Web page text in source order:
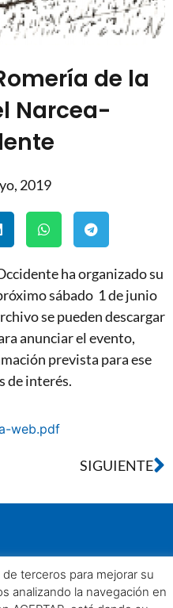
de la
Narcea-
2019
ha organizado su
sábado 1 de junio
se pueden descargar
anunciar el evento,
prevista para ese
de interés.
web.pdf
SIGUIENTE
terceros para mejorar su
analizando la navegación en